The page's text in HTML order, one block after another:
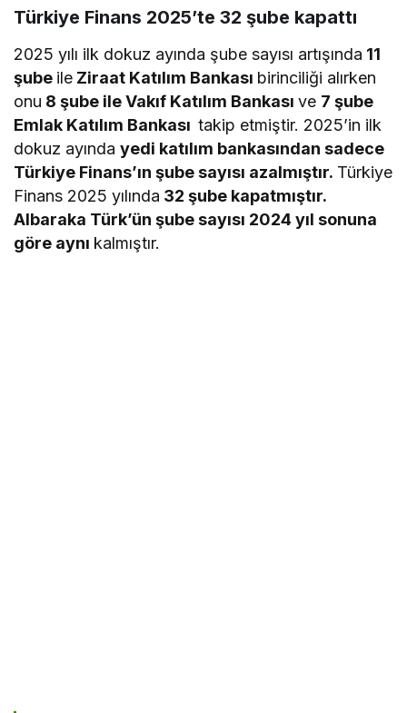
Türkiye Finans 2025’te 32 şube kapattı
2025 yılı ilk dokuz ayında şube sayısı artışında 11
şube ile Ziraat Katılım Bankası birinciliği alırken
onu 8 şube ile Vakıf Katılım Bankasıve 7 şube
Emlak Katılım Bankasıtakip etmiştir. 2025’in ilk
dokuz ayındayedi katılım bankasından sadece
Türkiye Finans’ın şube sayısı azalmıştır. Türkiye
Finans 2025 yılında 32 şube kapatmıştır.
Albaraka Türk’ün şube sayısı 2024 yıl sonuna
göre aynı kalmıştır.